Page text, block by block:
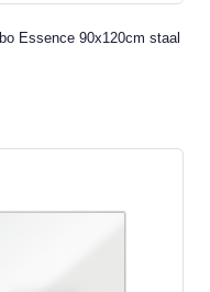
Essence 90x120cm staal